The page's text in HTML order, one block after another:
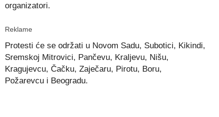
organizatori.
Reklame
Protesti će se održati u Novom Sadu, Subotici, Kikindi,
Sremskoj Mitrovici, Pančevu, Kraljevu, Nišu,
Kragujevcu, Čačku, Zaječaru, Pirotu, Boru,
Požarevcu i Beogradu.